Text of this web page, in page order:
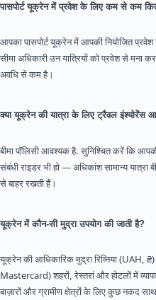
पासपोर्ट यूक्रेन में प्रवेश के लिए कम से कम
आपका पासपोर्ट यूक्रेन में आपकी नियोजित प्रवेश
सीमा अधिकारी उन यात्रियों को प्रवेश से मना
अवधि से कम है।
क्या यूक्रेन की यात्रा के लिए ट्रैवल इंश्योरेंस
बीमा पॉलिसी आवश्यक है. सुनिश्चित करें कि
संबंधी राइडर भी हो — अधिकांश सामान्य यात्रा
से बाहर रखती हैं।
यूक्रेन में कौन-सी मुद्रा उपयोग की जाती है?
यूक्रेन की आधिकारिक मुद्रा रिव्निया (UAH,
Mastercard) शहरों, रेस्तरां और होटलों में
बाज़ारों और ग्रामीण क्षेत्रों के लिए कुछ नकद